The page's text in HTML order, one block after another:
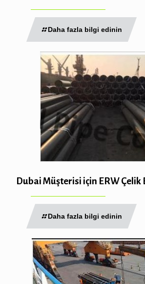
Daha fazla bilgi edinin
Dubai Müşterisi için ERW Çelik
Daha fazla bilgi edinin